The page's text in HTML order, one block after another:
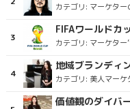
カテゴリ: マーケター
FIFAワールドカ
カテゴリ: マーケター
カテゴリ: 美人マーケ
価値観のダイバ